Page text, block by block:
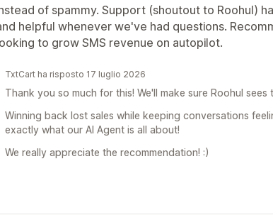
of spammy. Support (shoutout to Roohul)
helpful whenever we've had questions.
to grow SMS revenue on autopilot.
TxtCart ha risposto 17 luglio 2026
Thank you so much for this! We'll make sure Roohul sees
Winning back lost sales while keeping conversations
exactly what our AI Agent is all about!
We really appreciate the recommendation! :)